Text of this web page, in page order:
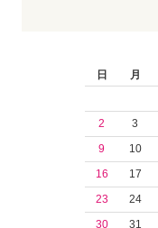
日
月
2
3
9
10
16
17
23
24
30
31